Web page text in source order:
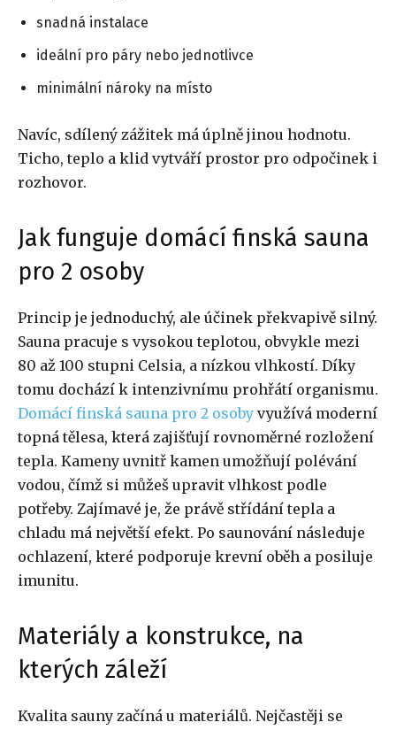
snadná instalace
ideální pro páry nebo jednotlivce
minimální nároky na místo
Navíc, sdílený zážitek má úplně jinou hodnotu.
Ticho, teplo a klid vytváří prostor pro odpočinek i
rozhovor.
Jak funguje domácí finská sauna
pro 2 osoby
Princip je jednoduchý, ale účinek překvapivě silný.
Sauna pracuje s vysokou teplotou, obvykle mezi
80 až 100 stupni Celsia, a nízkou vlhkostí. Díky
tomu dochází k intenzivnímu prohřátí organismu.
Domácí finská sauna pro 2 osoby využívá moderní
topná tělesa, která zajišťují rovnoměrné rozložení
tepla. Kameny uvnitř kamen umožňují polévání
vodou, čímž si můžeš upravit vlhkost podle
potřeby. Zajímavé je, že právě střídání tepla a
chladu má největší efekt. Po saunování následuje
ochlazení, které podporuje krevní oběh a posiluje
imunitu.
Materiály a konstrukce, na
kterých záleží
Kvalita sauny začíná u materiálů. Nejčastěji se